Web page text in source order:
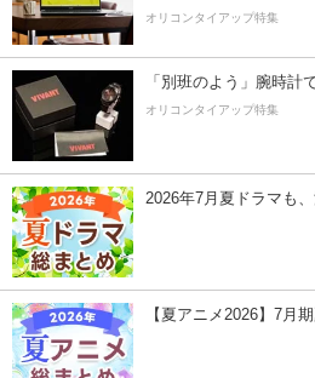
オリコンタイアップ特集
「別班のよう」腕時計
オリコンタイアップ特集
2026年7月夏ドラマも
【夏アニメ2026】7月